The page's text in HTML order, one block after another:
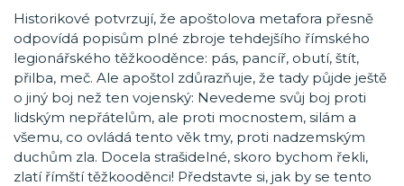
Historikové potvrzují, že apoštolova metafora přesně
odpovídá popisům plné zbroje tehdejšího římského
legionářského těžkooděnce: pás, pancíř, obutí, štít,
přilba, meč. Ale apoštol zdůrazňuje, že tady půjde ještě
o jiný boj než ten vojenský: Nevedeme svůj boj proti
lidským nepřátelům, ale proti mocnostem, silám a
všemu, co ovládá tento věk tmy, proti nadzemským
duchům zla. Docela strašidelné, skoro bychom řekli,
zlatí římští těžkooděnci! Představte si, jak by se tento